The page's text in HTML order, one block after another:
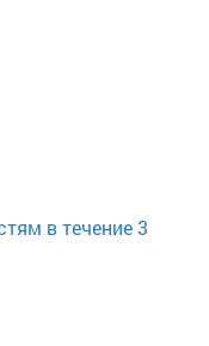
в течение 3